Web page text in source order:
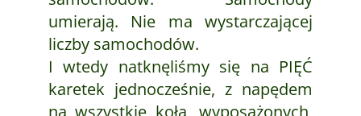
umierają. Nie ma wystarczającej
liczby samochodów.
I wtedy natknęliśmy się na PIĘĆ
karetek jednocześnie, z napędem
na wszystkie koła, wyposażonych,